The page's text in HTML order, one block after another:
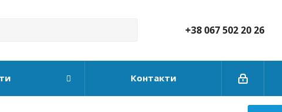
+38 067 502 20 26
Контакти